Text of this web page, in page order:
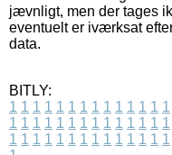
jævnligt, men der tages
eventuelt er iværksat
data.
BITLY:
1 1 1 1 1 1 1 1 1 1 1 1 1 1
1 1 1 1 1 1 1 1 1 1 1 1 1 1
1 1 1 1 1 1 1 1 1 1 1 1 1 1